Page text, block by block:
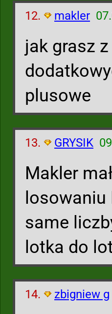
12. makler
jak grasz
plusowe
13. GRYSIK
Makler
losowaniu
same
lotka do
14. zbigniew g